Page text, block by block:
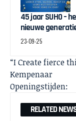
45 jaar SUHO –
nieuwe
23-09-25
“I Create fierce
Kempenaar
Openingstijden:
RELATED